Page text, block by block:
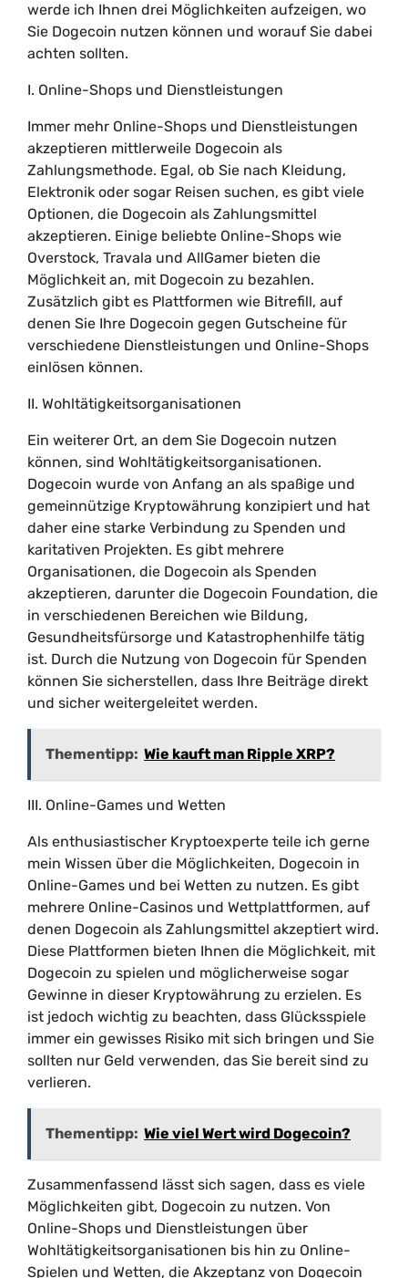
werde ich Ihnen drei Möglichkeiten aufzeigen, wo
Sie Dogecoin nutzen können und worauf Sie dabei
achten sollten.
I. Online-Shops und Dienstleistungen
Immer mehr Online-Shops und Dienstleistungen
akzeptieren mittlerweile Dogecoin als
Zahlungsmethode. Egal, ob Sie nach Kleidung,
Elektronik oder sogar Reisen suchen, es gibt viele
Optionen, die Dogecoin als Zahlungsmittel
akzeptieren. Einige beliebte Online-Shops wie
Overstock, Travala und AllGamer bieten die
Möglichkeit an, mit Dogecoin zu bezahlen.
Zusätzlich gibt es Plattformen wie Bitrefill, auf
denen Sie Ihre Dogecoin gegen Gutscheine für
verschiedene Dienstleistungen und Online-Shops
einlösen können.
II. Wohltätigkeitsorganisationen
Ein weiterer Ort, an dem Sie Dogecoin nutzen
können, sind Wohltätigkeitsorganisationen.
Dogecoin wurde von Anfang an als spaßige und
gemeinnützige Kryptowährung konzipiert und hat
daher eine starke Verbindung zu Spenden und
karitativen Projekten. Es gibt mehrere
Organisationen, die Dogecoin als Spenden
akzeptieren, darunter die Dogecoin Foundation, die
in verschiedenen Bereichen wie Bildung,
Gesundheitsfürsorge und Katastrophenhilfe tätig
ist. Durch die Nutzung von Dogecoin für Spenden
können Sie sicherstellen, dass Ihre Beiträge direkt
und sicher weitergeleitet werden.
Thementipp: Wie kauft man Ripple XRP?
III. Online-Games und Wetten
Als enthusiastischer Kryptoexperte teile ich gerne
mein Wissen über die Möglichkeiten, Dogecoin in
Online-Games und bei Wetten zu nutzen. Es gibt
mehrere Online-Casinos und Wettplattformen, auf
denen Dogecoin als Zahlungsmittel akzeptiert wird.
Diese Plattformen bieten Ihnen die Möglichkeit, mit
Dogecoin zu spielen und möglicherweise sogar
Gewinne in dieser Kryptowährung zu erzielen. Es
ist jedoch wichtig zu beachten, dass Glücksspiele
immer ein gewisses Risiko mit sich bringen und Sie
sollten nur Geld verwenden, das Sie bereit sind zu
verlieren.
Thementipp: Wie viel Wert wird Dogecoin?
Zusammenfassend lässt sich sagen, dass es viele
Möglichkeiten gibt, Dogecoin zu nutzen. Von
Online-Shops und Dienstleistungen über
Wohltätigkeitsorganisationen bis hin zu Online-
Spielen und Wetten, die Akzeptanz von Dogecoin